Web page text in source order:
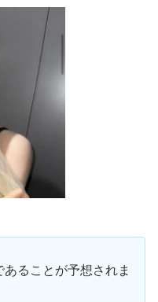
ることが予想されま